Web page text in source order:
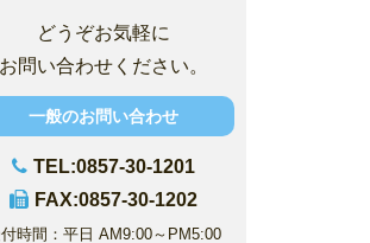
どうぞお気軽に
お問い合わせください。
一般のお問い合わせ
TEL:0857-30-1201
FAX:0857-30-1202
時間：平日 AM9:00～PM5:00